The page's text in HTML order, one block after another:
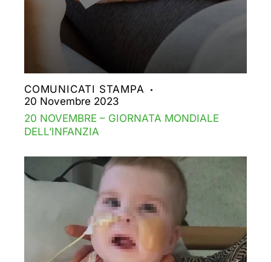
COMUNICATI STAMPA
20 Novembre 2023
20 NOVEMBRE – GIORNATA MONDIALE
DELL’INFANZIA